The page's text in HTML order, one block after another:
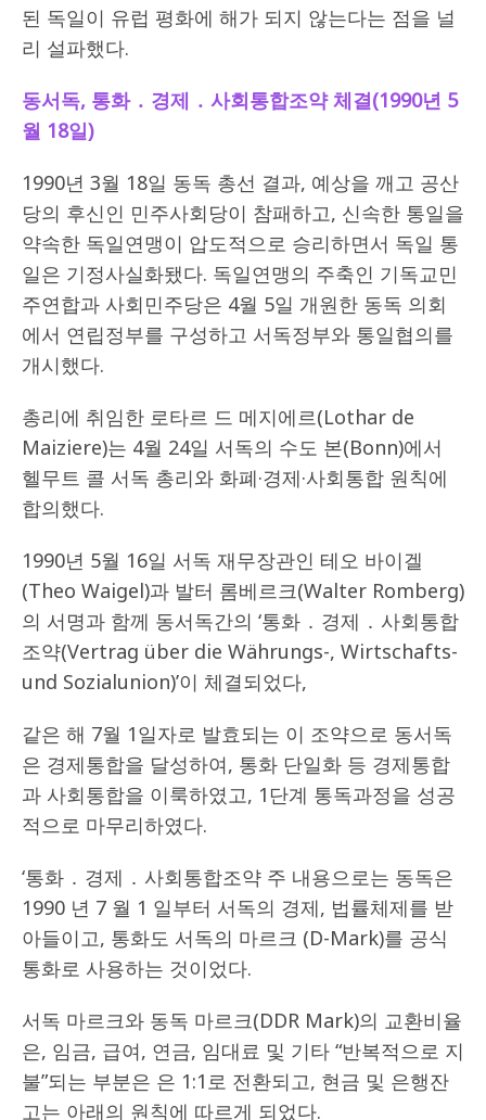
된 독일이 유럽 평화에 해가 되지 않는다는 점을 널
리 설파했다.
동서독, 통화 ․ 경제 ․ 사회통합조약 체결(1990년 5
월 18일)
1990년 3월 18일 동독 총선 결과, 예상을 깨고 공산
당의 후신인 민주사회당이 참패하고, 신속한 통일을
약속한 독일연맹이 압도적으로 승리하면서 독일 통
일은 기정사실화됐다. 독일연맹의 주축인 기독교민
주연합과 사회민주당은 4월 5일 개원한 동독 의회
에서 연립정부를 구성하고 서독정부와 통일협의를
개시했다.
총리에 취임한 로타르 드 메지에르(Lothar de
Maiziere)는 4월 24일 서독의 수도 본(Bonn)에서
헬무트 콜 서독 총리와 화폐·경제·사회통합 원칙에
합의했다.
1990년 5월 16일 서독 재무장관인 테오 바이겔
(Theo Waigel)과 발터 롬베르크(Walter Romberg)
의 서명과 함께 동서독간의 ‘통화 ․ 경제 ․ 사회통합
조약(Vertrag über die Währungs-, Wirtschafts-
und Sozialunion)’이 체결되었다,
같은 해 7월 1일자로 발효되는 이 조약으로 동서독
은 경제통합을 달성하여, 통화 단일화 등 경제통합
과 사회통합을 이룩하였고, 1단계 통독과정을 성공
적으로 마무리하였다.
‘통화 ․ 경제 ․ 사회통합조약 주 내용으로는 동독은
1990 년 7 월 1 일부터 서독의 경제, 법률체제를 받
아들이고, 통화도 서독의 마르크 (D-Mark)를 공식
통화로 사용하는 것이었다.
서독 마르크와 동독 마르크(DDR Mark)의 교환비율
은, 임금, 급여, 연금, 임대료 및 기타 “반복적으로 지
불”되는 부분은 은 1:1로 전환되고, 현금 및 은행잔
고는 아래의 원칙에 따르게 되었다.